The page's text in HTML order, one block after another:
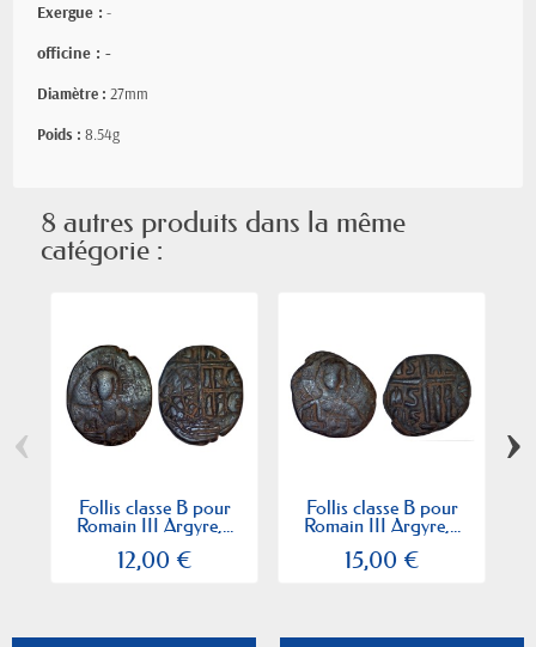
Exergue : -
officine : -
Diamètre : 27mm
Poids : 8.54g
8 autres produits dans la même
catégorie :
Follis classe B pour
Romain III Argyre,...
12,00 €
Follis classe B pour
Romain III Argyre,...
15,00 €
‹ ›